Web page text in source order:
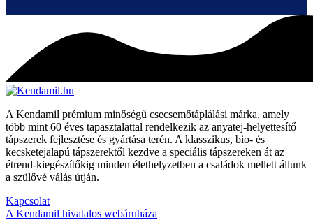
A Kendamil prémium minőségű csecsemőtáplálási márka, amely
több mint 60 éves tapasztalattal rendelkezik az anyatej-helyettesítő
tápszerek fejlesztése és gyártása terén. A klasszikus, bio- és
kecsketejalapú tápszerektől kezdve a speciális tápszereken át az
étrend-kiegészítőkig minden élethelyzetben a családok mellett állunk
a szülővé válás útján.
Kapcsolat
A Kendamil hivatalos webáruháza